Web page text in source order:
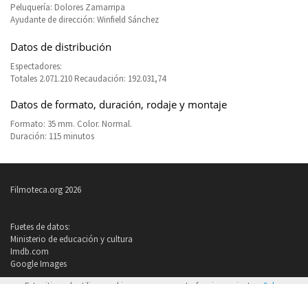
Peluquería: Dolores Zamarripa
Ayudante de dirección: Winfield Sánchez
Datos de distribución
Espectadores:
Totales 2.071.210 Recaudación: 192.031,74
Datos de formato, duración, rodaje y montaje
Formato: 35 mm. Color. Normal.
Duración: 115 minutos
Filmoteca.org 2026
Fuetes de datos:
Ministerio de educación y cultura
Imdb.com
Google Images